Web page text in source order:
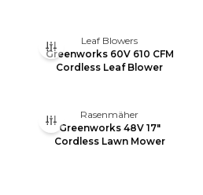
Leaf Blowers
Greenworks 60V 610 CFM
Cordless Leaf Blower
Rasenmäher
Greenworks 48V 17"
Cordless Lawn Mower